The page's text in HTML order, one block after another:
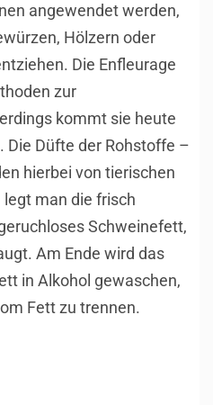
angewendet werden,
Hölzern oder
Die Enfleurage
zur
kommt sie heute
Die Düfte der Rohstoffe –
hierbei von tierischen
man die frisch
Schweinefett,
Am Ende wird das
in Alkohol gewaschen,
Fett zu trennen.